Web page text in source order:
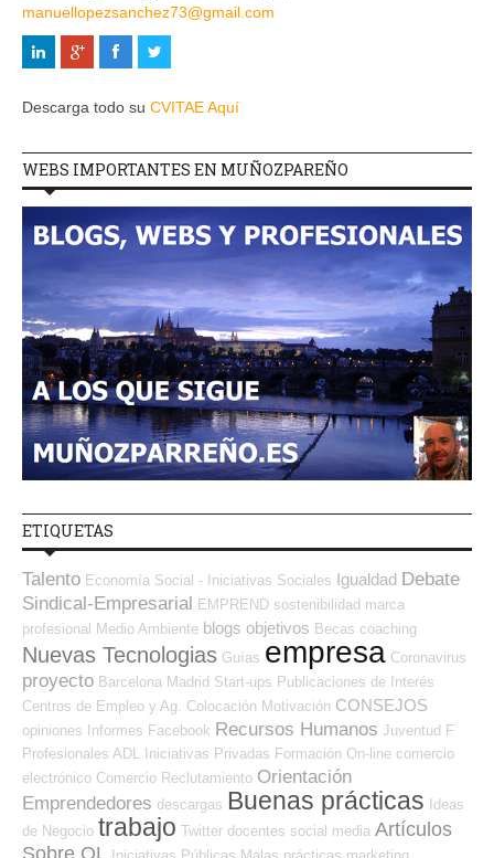
manuellopezsanchez73@gmail.com
Descarga todo su CVITAE Aquí
WEBS IMPORTANTES EN MUÑOZPAREÑO
ETIQUETAS
Talento Economía Social - Iniciativas Sociales Igualdad Debate
Sindical-Empresarial EMPREND sostenibilidad marca
profesional Medio Ambiente blogs objetivos Becas coaching
Nuevas Tecnologias Guías empresa Coronavirus
proyecto Barcelona Madrid Start-ups Publicaciones de Interés
Centros de Empleo y Ag. Colocación Motivación CONSEJOS
opiniones Informes Facebook Recursos Humanos Juventud F
Profesionales ADL Iniciativas Privadas Formación On-line comercio
electrónico Comercio Reclutamiento Orientación
Emprendedores descargas Buenas prácticas
Ideas
de Negocio trabajo Twitter docentes social media Artículos